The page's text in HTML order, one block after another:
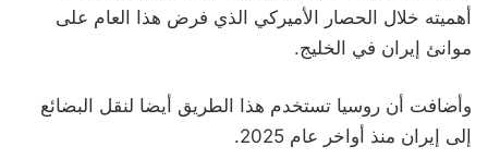
أهميته خلال الحصار الأميركي الذي فرض هذا العام على
موانئ إيران في الخليج.
وأضافت أن روسيا تستخدم هذا الطريق أيضا لنقل البضائع
إلى إيران منذ أواخر عام 2025.